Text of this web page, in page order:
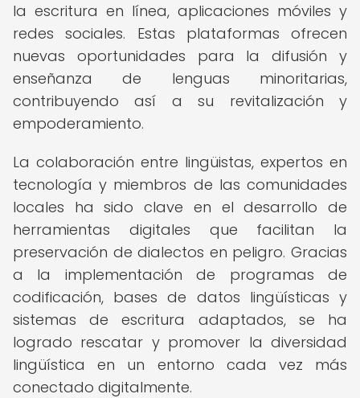
la escritura en línea, aplicaciones móviles y
redes sociales. Estas plataformas ofrecen
nuevas oportunidades para la difusión y
enseñanza de lenguas minoritarias,
contribuyendo así a su revitalización y
empoderamiento.
La colaboración entre lingüistas, expertos en
tecnología y miembros de las comunidades
locales ha sido clave en el desarrollo de
herramientas digitales que facilitan la
preservación de dialectos en peligro. Gracias
a la implementación de programas de
codificación, bases de datos lingüísticas y
sistemas de escritura adaptados, se ha
logrado rescatar y promover la diversidad
lingüística en un entorno cada vez más
conectado digitalmente.